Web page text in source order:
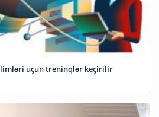
üçün treninqlər keçirilir